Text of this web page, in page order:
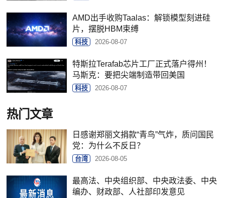
AMD出手收购Taalas：解锁模型刻进硅
片，摆脱HBM束缚
科技 2026-08-07
特斯拉Terafab芯片工厂正式落户得州！
马斯克：要把尖端制造带回美国
科技 2026-08-07
热门文章
日感谢郑丽文捐款“青鸟”气炸，质问国民
党：为什么不反日？
台湾 2026-08-05
最高法、中央组织部、中央政法委、中央
编办、财政部、人社部印发意见